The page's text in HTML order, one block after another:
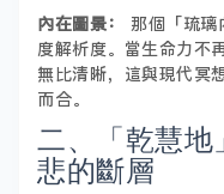
內在圖景：
那個「琉璃
度解析度。當生命力不
無比清晰，這與現代冥
而合。
二、「乾慧地
悲的斷層